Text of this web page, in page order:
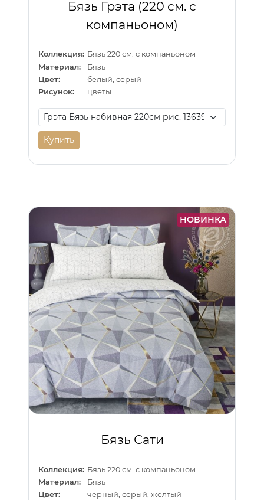
Бязь Грэта (220 см. с
компаньоном)
Коллекция: Бязь 220 см. с компаньоном
Материал:
Бязь
Цвет:
белый, серый
Рисунок:
цветы
Купить
НОВИНКА
Бязь Сати
Коллекция: Бязь 220 см. с компаньоном
Материал:
Бязь
Цвет:
черный, серый, желтый